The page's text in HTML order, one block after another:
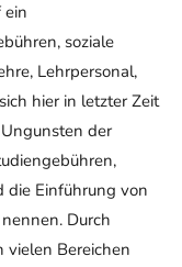
ein
soziale
Lehrpersonal,
hier in letzter Zeit
der
die Einführung von
Durch
vielen Bereichen